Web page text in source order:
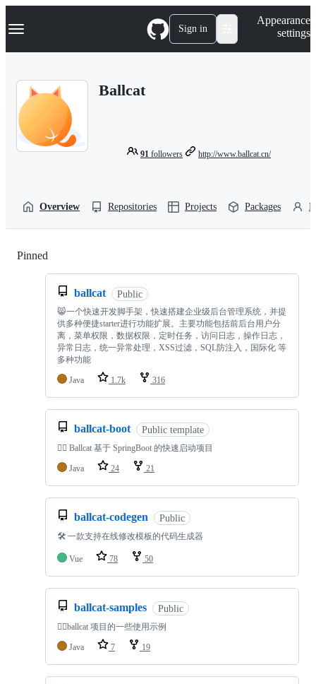
k
p
Navigation Menu Sign in
Appearance
settings
Ballcat
91 followers http://www.ballcat.cn/
Overview Repositories Projects Packages
Pinned
ballcat Public
😸一个快速开发脚手架，快速搭建企业级后台管理系统，并提
供多种便捷starter进行功能扩展。主要功能包括前后台用户分
离，菜单权限，数据权限，定时任务，访问日志，操作日志，
异常日志，统一异常处理，XSS过滤，SQL防注入，国际化 等
多种功能
Java 1.7k 316
ballcat-boot Public template
🐱‍🚀 Ballcat 基于 SpringBoot 的快速启动项目
Java 24 21
ballcat-codegen Public
🛠 一款支持在线修改模板的代码生成器
Vue 78 50
ballcat-samples Public
🐱‍👓ballcat 项目的一些使用示例
Java 7 19